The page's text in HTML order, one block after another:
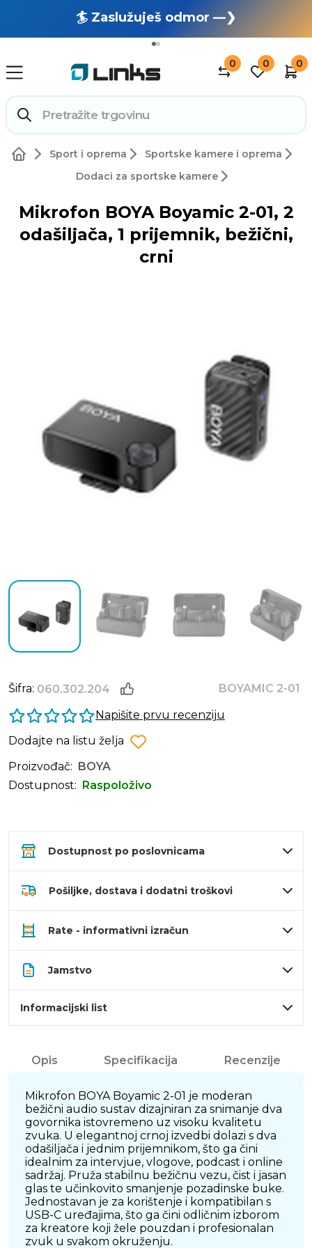
🏄 Zaslužuješ odmor —❯
🔥 OUTLET: TOTALNA RASPRODAJA —❯
0 0 0
Sport i oprema
Sportske kamere i oprema
Dodaci za sportske kamere
Mikrofon BOYA Boyamic 2-01, 2
odašiljača, 1 prijemnik, bežični,
crni
Šifra: 060.302.204
BOYAMIC 2-01
Napišite prvu recenziju
Dodajte na listu želja
Proizvođač:
BOYA
Dostupnost:
Raspoloživo
Dostupnost po poslovnicama
Pošiljke, dostava i dodatni troškovi
Rate - informativni izračun
Jamstvo
Informacijski list
Opis Specifikacija Recenzije
Mikrofon BOYA Boyamic 2-01 je moderan
bežični audio sustav dizajniran za snimanje dva
govornika istovremeno uz visoku kvalitetu
zvuka. U elegantnoj crnoj izvedbi dolazi s dva
odašiljača i jednim prijemnikom, što ga čini
idealnim za intervjue, vlogove, podcast i online
sadržaj. Pruža stabilnu bežičnu vezu, čist i jasan
glas te učinkovito smanjenje pozadinske buke.
Jednostavan je za korištenje i kompatibilan s
USB-C uređajima, što ga čini odličnim izborom
za kreatore koji žele pouzdan i profesionalan
zvuk u svakom okruženju.